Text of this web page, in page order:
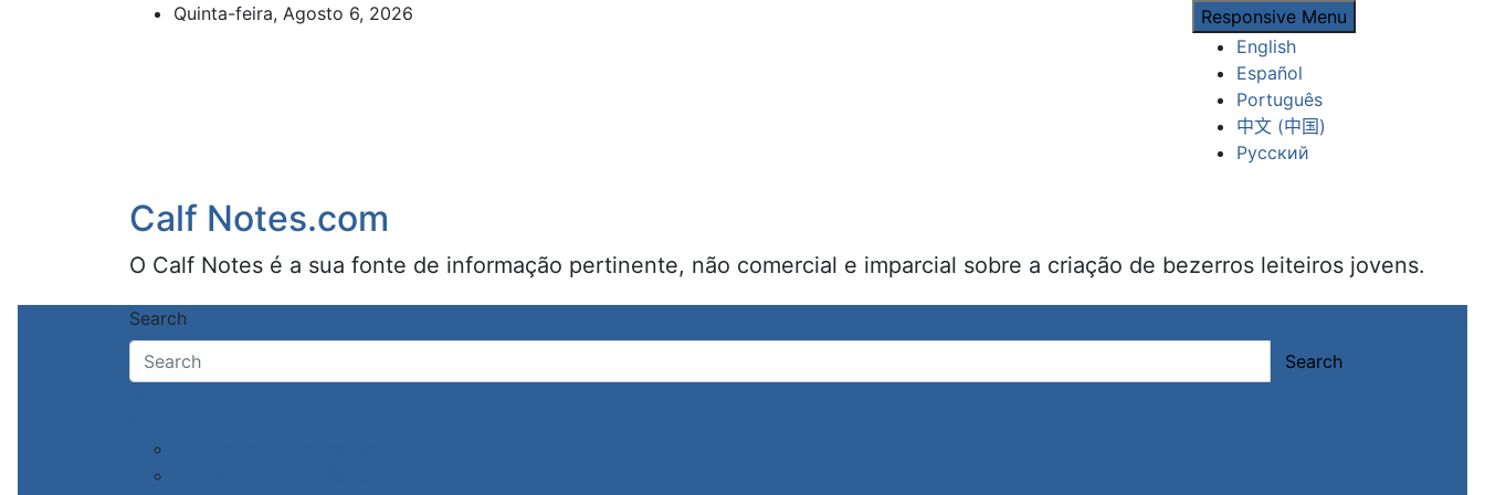
Quinta-feira, Agosto 6, 2026
Responsive Menu
English
Español
Português
中文 (中国)
Русский
Calf Notes.com
O Calf Notes é a sua fonte de informação pertinente, não comercial e imparcial sobre a criação de bezerros leiteiros jovens.
Search
Search